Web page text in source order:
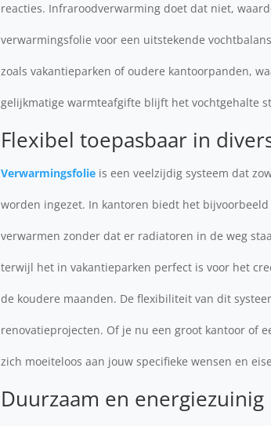
reacties. Infraroodverwarming doet dat niet,
verwarmingsfolie voor een uitstekende
zoals vakantieparken of oudere kantoorpanden,
gelijkmatige warmteafgifte blijft het vochtgehalte
Flexibel toepasbaar in
Verwarmingsfolie is een veelzijdig systeem dat
worden ingezet. In kantoren biedt het
verwarmen zonder dat er radiatoren in de weg
terwijl het in vakantieparken perfect is voor het
de koudere maanden. De flexibiliteit van dit
renovatieprojecten. Of je nu een groot kantoor of
zich moeiteloos aan jouw specifieke wensen en
Duurzaam en energiezuinig